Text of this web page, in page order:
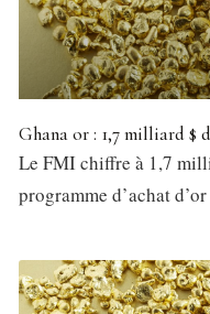
Ghana or : 1,7 milliard $
Le FMI chiffre à 1,7
programme d’achat